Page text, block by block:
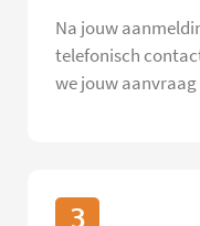
Na jouw
telefonisch
we jouw aanvraag